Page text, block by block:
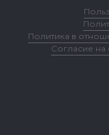
Политика в
Согласие на